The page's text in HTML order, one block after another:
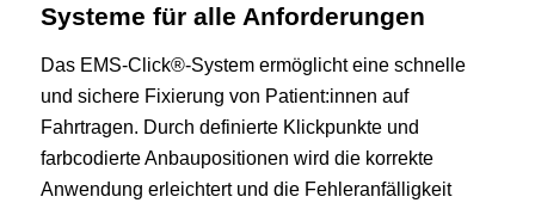
Systeme für alle Anforderungen
Das EMS‑Click®-System ermöglicht eine schnelle
und sichere Fixierung von Patient:innen auf
Fahrtragen. Durch definierte Klickpunkte und
farbcodierte Anbaupositionen wird die korrekte
Anwendung erleichtert und die Fehleranfälligkeit